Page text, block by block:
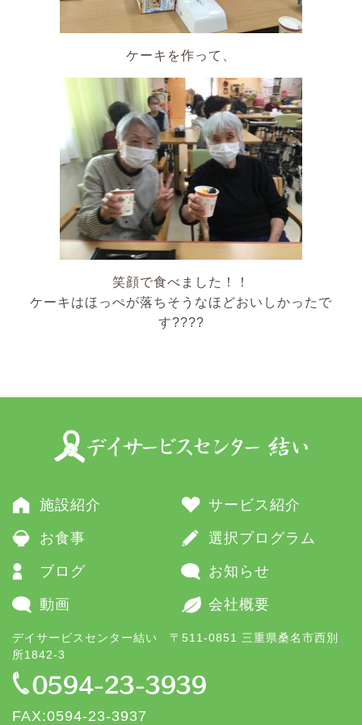
ケーキを作って、
笑顔で食べました！！
ケーキはほっぺが落ちそうなほどおいしかったで
す????
施設紹介 サービス紹介
お食事 選択プログラム
ブログ お知らせ
動画 会社概要
デイサービスセンター結い 〒511-0851 三重県桑名市西別
所1842-3
FAX:0594-23-3937